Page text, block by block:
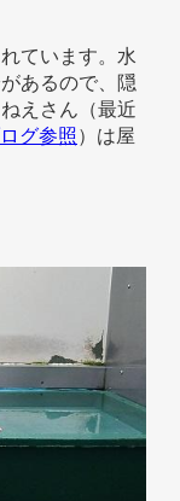
ています。水
あるので、隠
えさん（最近
グ参照）は屋
を知る